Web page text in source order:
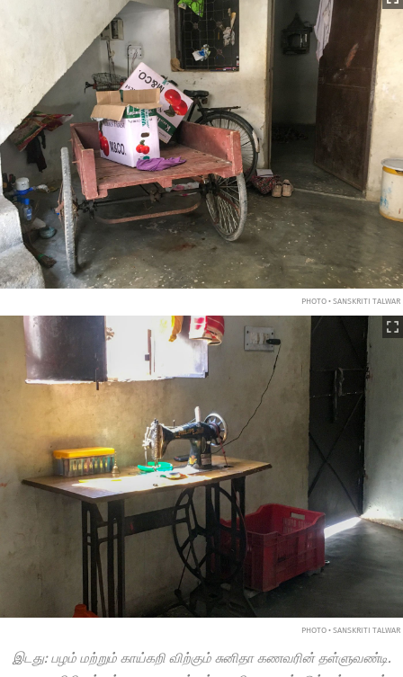
PHOTO • SANSKRITI TALWAR
PHOTO • SANSKRITI TALWAR
இடது: பழம் மற்றும் காய்கறி விற்கும் சுனிதா கணவரின் தள்ளுவண்டி.